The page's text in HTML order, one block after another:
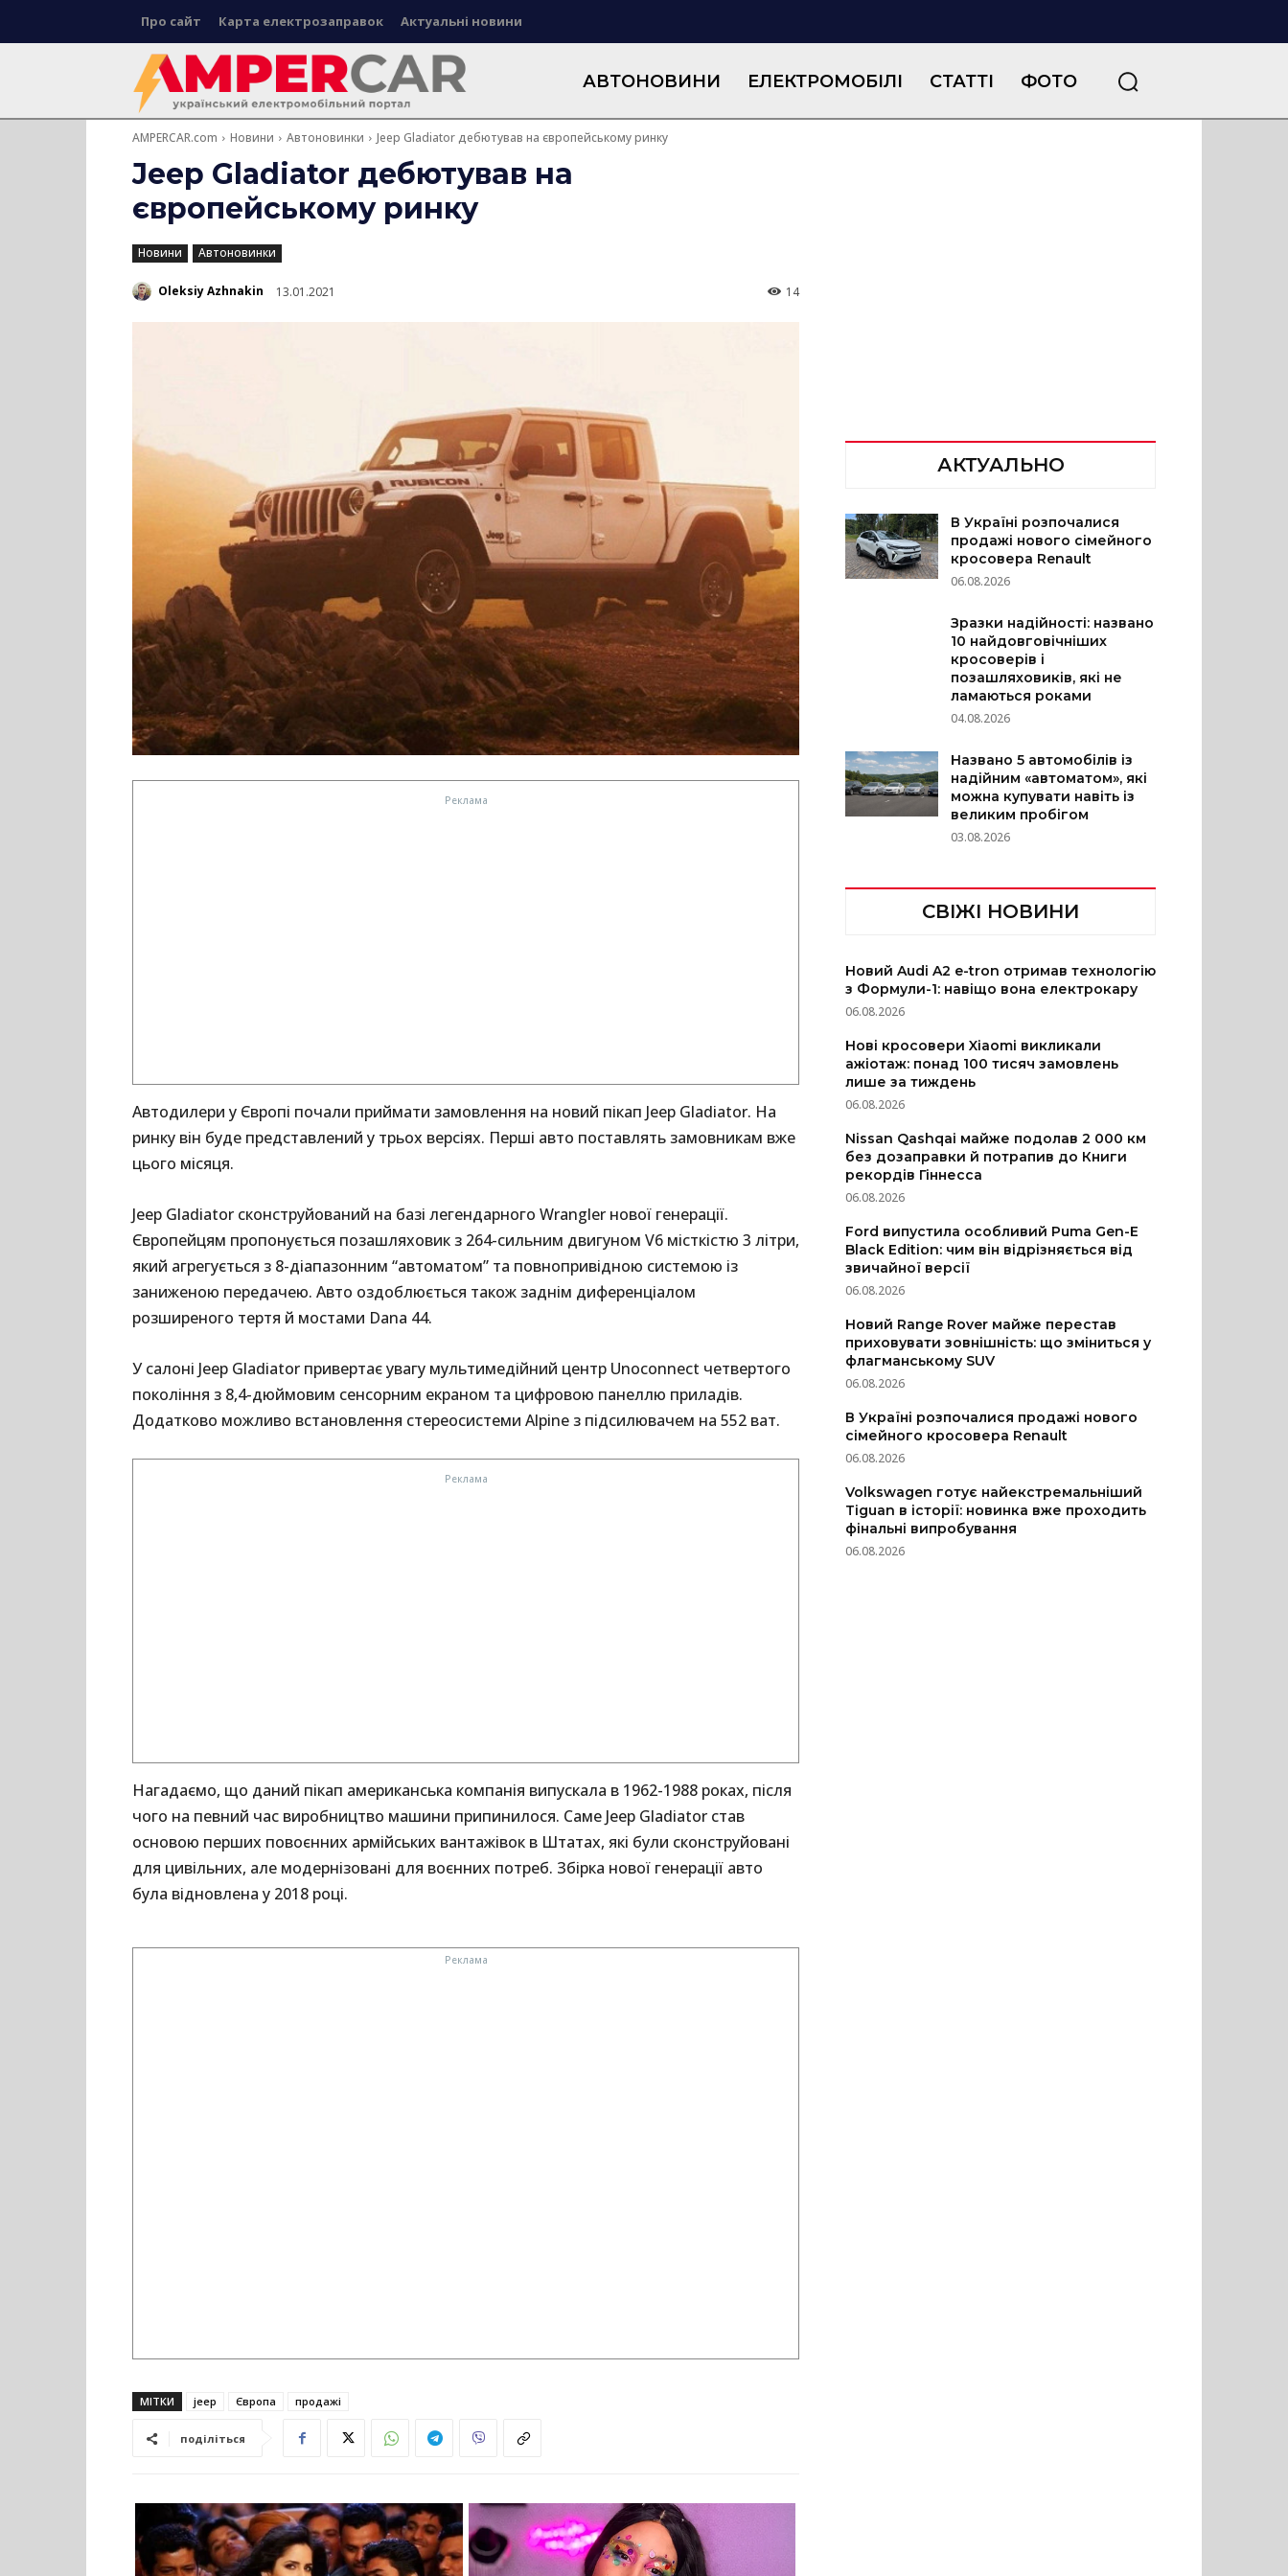
Про сайт Карта електрозаправок Актуальні новини
АВТОНОВИНИ ЕЛЕКТРОМОБІЛІ СТАТТІ ФОТО
AMPERCAR.com Новини Автоновинки Jeep Gladiator дебютував на європейському ринку
Jeep Gladiator дебютував на
європейському ринку
Новини Автоновинки
Oleksiy Azhnakin 13.01.2021 14
Автодилери у Європі почали приймати замовлення на новий пікап Jeep Gladiator. На
ринку він буде представлений у трьох версіях. Перші авто поставлять замовникам вже
цього місяця.
Jeep Gladiator сконструйований на базі легендарного Wrangler нової генерації.
Європейцям пропонується позашляховик з 264-сильним двигуном V6 місткістю 3 літри,
який агрегується з 8-діапазонним “автоматом” та повнопривідною системою із
заниженою передачею. Авто оздоблюється також заднім диференціалом
розширеного тертя й мостами Dana 44.
У салоні Jeep Gladiator привертає увагу мультимедійний центр Unoconnect четвертого
покоління з 8,4-дюймовим сенсорним екраном та цифровою панеллю приладів.
Додатково можливо встановлення стереосистеми Alpine з підсилювачем на 552 ват.
Нагадаємо, що даний пікап американська компанія випускала в 1962-1988 роках, після
чого на певний час виробництво машини припинилося. Саме Jeep Gladiator став
основою перших повоєнних армійських вантажівок в Штатах, які були сконструйовані
для цивільних, але модернізовані для воєнних потреб. Збірка нової генерації авто
була відновлена у 2018 році.
МІТКИ jeep Європа продажі
поділіться
АКТУАЛЬНО
В Україні розпочалися
продажі нового сімейного
кросовера Renault
06.08.2026
Зразки надійності: названо
10 найдовговічніших
кросоверів і
позашляховиків, які не
ламаються роками
04.08.2026
Названо 5 автомобілів із
надійним «автоматом», які
можна купувати навіть із
великим пробігом
03.08.2026
СВІЖІ НОВИНИ
Новий Audi A2 e-tron отримав технологію
з Формули-1: навіщо вона електрокару
06.08.2026
Нові кросовери Xiaomi викликали
ажіотаж: понад 100 тисяч замовлень
лише за тиждень
06.08.2026
Nissan Qashqai майже подолав 2 000 км
без дозаправки й потрапив до Книги
рекордів Гіннесса
06.08.2026
Ford випустила особливий Puma Gen-E
Black Edition: чим він відрізняється від
звичайної версії
06.08.2026
Новий Range Rover майже перестав
приховувати зовнішність: що зміниться у
флагманському SUV
06.08.2026
В Україні розпочалися продажі нового
сімейного кросовера Renault
06.08.2026
Volkswagen готує найекстремальніший
Tiguan в історії: новинка вже проходить
фінальні випробування
06.08.2026